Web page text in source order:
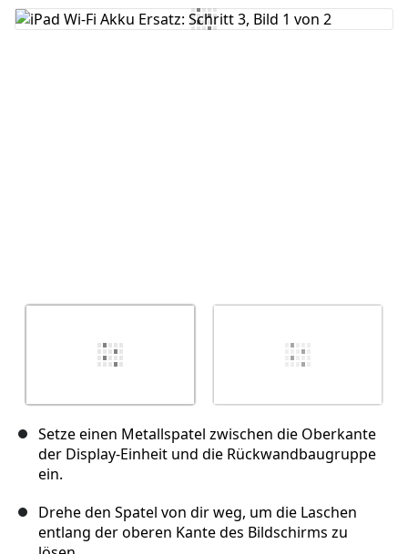
Kommentar hinzufügen
Setze einen Metallspatel zwischen die Oberkante
der Display-Einheit und die Rückwandbaugruppe
ein.
Drehe den Spatel von dir weg, um die Laschen
entlang der oberen Kante des Bildschirms zu